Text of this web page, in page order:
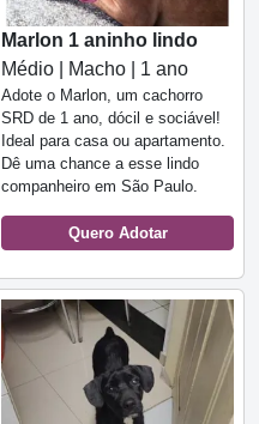
Marlon 1 aninho lindo
Médio | Macho | 1 ano
Adote o Marlon, um cachorro
SRD de 1 ano, dócil e sociável!
Ideal para casa ou apartamento.
Dê uma chance a esse lindo
companheiro em São Paulo.
Quero Adotar